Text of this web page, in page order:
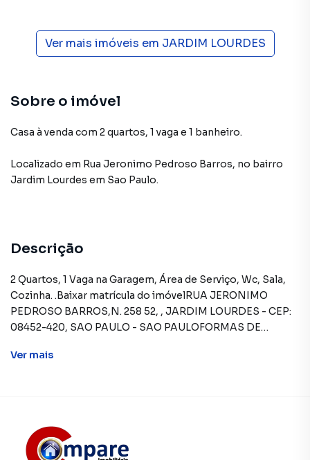
Ver mais imóveis em JARDIM LOURDES
Sobre o imóvel
Casa à venda com 2 quartos, 1 vaga e 1 banheiro.
Localizado em Rua Jeronimo Pedroso Barros, no bairro
Jardim Lourdes em Sao Paulo.
Descrição
2 Quartos, 1 Vaga na Garagem, Área de Serviço, Wc, Sala,
Cozinha. .Baixar matrícula do imóvelRUA JERONIMO
PEDROSO BARROS,N. 258 52, , JARDIM LOURDES - CEP:
08452-420, SAO PAULO - SAO PAULOFORMAS DE
utilização de FGTS. Consulte condições e
comprador, até o limite de 10% em relação ao valor de
avaliação do imóvel. A CAIXA realizará o pagamento
Ver mais